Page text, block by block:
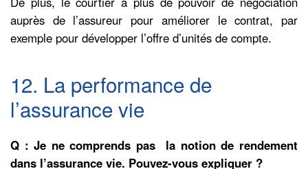
auprès de l’assureur pour améliorer le contrat, par
exemple pour développer l’offre d’unités de compte.
12. La performance de
l’assurance vie
Q : Je ne comprends pas la notion de rendement
dans l’assurance vie. Pouvez-vous expliquer ?